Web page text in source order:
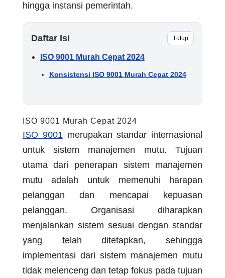
hingga instansi pemerintah.
Daftar Isi Tutup
ISO 9001 Murah Cepat 2024
Konsistensi ISO 9001 Murah Cepat 2024
ISO 9001 Murah Cepat 2024
ISO 9001merupakan standar internasional
untuk sistem manajemen mutu. Tujuan
utama dari penerapan sistem manajemen
mutu adalah untuk memenuhi harapan
pelanggan dan mencapai kepuasan
pelanggan. Organisasi diharapkan
menjalankan sistem sesuai dengan standar
yang telah ditetapkan, sehingga
implementasi dari sistem manajemen mutu
tidak melenceng dan tetap fokus pada tujuan